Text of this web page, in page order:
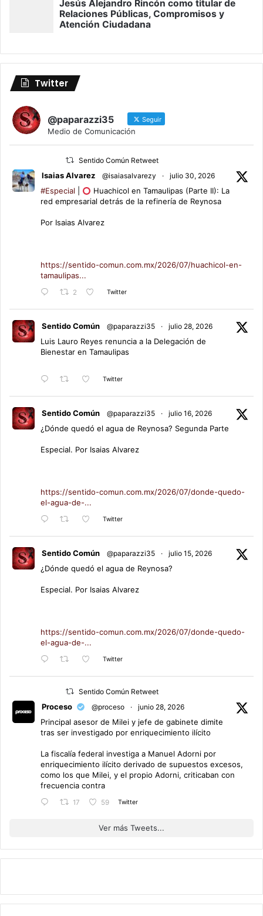
Twitter
@paparazzi35 Seguir
Medio de Comunicación
Sentido Común Retweet
Isaias Alvarez @isaiasalvarezy · julio 30, 2026
#Especial
Huachicol en Tamaulipas (Parte II): La
red empresarial detrás de la refinería de Reynosa
Por Isaias Alvarez
https://sentido-comun.com.mx/2026/07/huachicol-en-
tamaulipas...
2 Twitter
Sentido Común @paparazzi35 · julio 28, 2026
Luis Lauro Reyes renuncia a la Delegación de
Bienestar en Tamaulipas
Twitter
Sentido Común @paparazzi35 · julio 16, 2026
¿Dónde quedó el agua de Reynosa? Segunda Parte
Especial. Por Isaias Alvarez
https://sentido-comun.com.mx/2026/07/donde-quedo-
el-agua-de-...
Twitter
Sentido Común @paparazzi35 · julio 15, 2026
¿Dónde quedó el agua de Reynosa?
Especial. Por Isaias Alvarez
https://sentido-comun.com.mx/2026/07/donde-quedo-
el-agua-de-...
Twitter
Sentido Común Retweet
Proceso @proceso · junio 28, 2026
Principal asesor de Milei y jefe de gabinete dimite
tras ser investigado por enriquecimiento ilícito
La fiscalía federal investiga a Manuel Adorni por
enriquecimiento ilícito derivado de supuestos excesos,
como los que Milei, y el propio Adorni, criticaban con
frecuencia contra
17 59 Twitter
Ver más Tweets...